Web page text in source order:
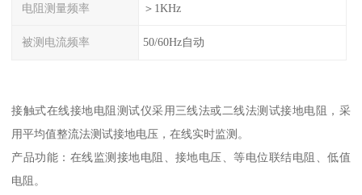
电阻测量频率 ＞1KHz
被测电流频率 50/60Hz自动
接触式在线接地电阻测试仪采用三线法或二线法测试接地电阻，采
用平均值整流法测试接地电压，在线实时监测。
产品功能：在线监测接地电阻、接地电压、等电位联结电阻、低值
电阻。